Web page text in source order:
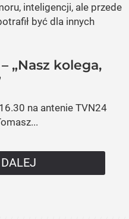
inteligencji, ale przede
być dla innych
„Nasz kolega,
na antenie TVN24